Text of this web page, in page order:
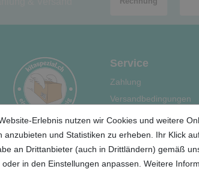
Erlebnis nutzen wir Cookies und weitere
anzubieten und Statistiken zu erheben. Ihr Klick
an Drittanbieter (auch in Drittländern) gemäß
in den Einstellungen anpassen. Weitere
Service
Zahlung
Versandbedingungen
Hilfe
Ihre Vorteile